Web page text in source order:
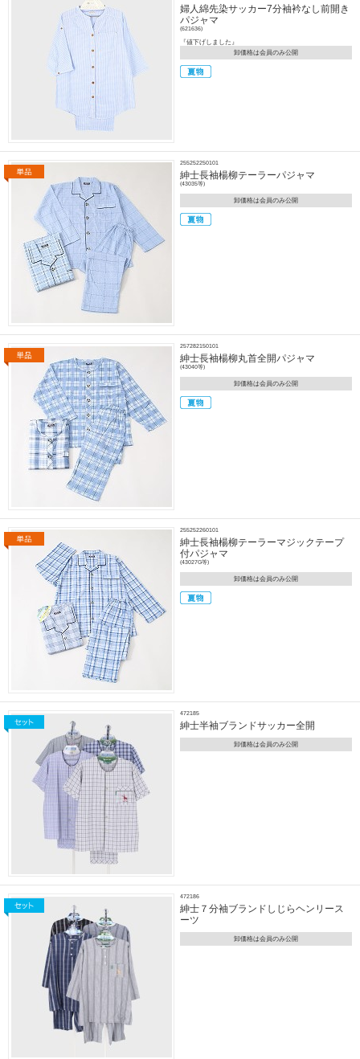
婦人綿先染サッカー7分袖衿なし前開き
パジャマ
(621636)
『値下げしました』
卸価格は会員のみ公開
255252250101
紳士長袖楊柳テーラーパジャマ
(43035等)
卸価格は会員のみ公開
257282150101
紳士長袖楊柳丸首全開パジャマ
(43040等)
卸価格は会員のみ公開
255252260101
紳士長袖楊柳テーラーマジックテープ
付パジャマ
(43027G等)
卸価格は会員のみ公開
472185
紳士半袖ブランドサッカー全開
卸価格は会員のみ公開
472186
紳士７分袖ブランドしじらヘンリース
ーツ
卸価格は会員のみ公開